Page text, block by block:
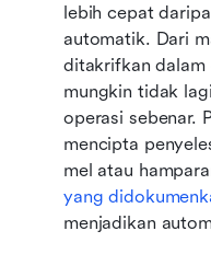
lebih cepat
automatik. Dari
ditakrifkan dalam
mungkin tidak
operasi sebenar.
mencipta
mel atau
yang
menjadikan